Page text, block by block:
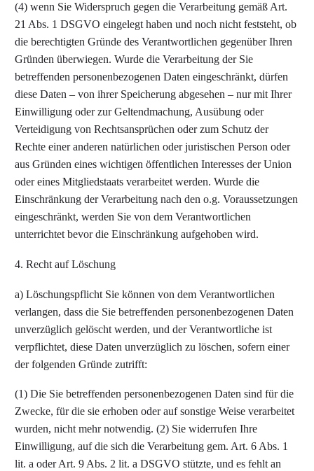
(4) wenn Sie Widerspruch gegen die Verarbeitung gemäß Art.
21 Abs. 1 DSGVO eingelegt haben und noch nicht feststeht, ob
die berechtigten Gründe des Verantwortlichen gegenüber Ihren
Gründen überwiegen. Wurde die Verarbeitung der Sie
betreffenden personenbezogenen Daten eingeschränkt, dürfen
diese Daten – von ihrer Speicherung abgesehen – nur mit Ihrer
Einwilligung oder zur Geltendmachung, Ausübung oder
Verteidigung von Rechtsansprüchen oder zum Schutz der
Rechte einer anderen natürlichen oder juristischen Person oder
aus Gründen eines wichtigen öffentlichen Interesses der Union
oder eines Mitgliedstaats verarbeitet werden. Wurde die
Einschränkung der Verarbeitung nach den o.g. Voraussetzungen
eingeschränkt, werden Sie von dem Verantwortlichen
unterrichtet bevor die Einschränkung aufgehoben wird.
4. Recht auf Löschung
a) Löschungspflicht Sie können von dem Verantwortlichen
verlangen, dass die Sie betreffenden personenbezogenen Daten
unverzüglich gelöscht werden, und der Verantwortliche ist
verpflichtet, diese Daten unverzüglich zu löschen, sofern einer
der folgenden Gründe zutrifft:
(1) Die Sie betreffenden personenbezogenen Daten sind für die
Zwecke, für die sie erhoben oder auf sonstige Weise verarbeitet
wurden, nicht mehr notwendig. (2) Sie widerrufen Ihre
Einwilligung, auf die sich die Verarbeitung gem. Art. 6 Abs. 1
lit. a oder Art. 9 Abs. 2 lit. a DSGVO stützte, und es fehlt an